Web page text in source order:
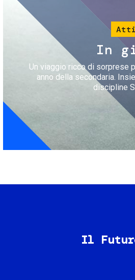
In
Un viaggio ricco di sorprese
anno della secondaria.
discipline
Il